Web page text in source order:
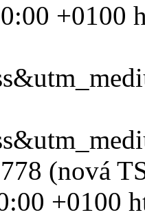
+0100
(nová
+0100